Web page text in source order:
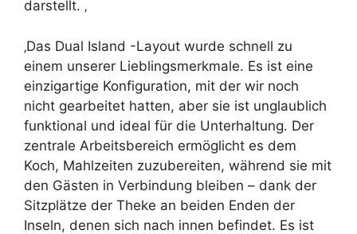
darstellt. ‚
‚Das Dual Island -Layout wurde schnell zu
einem unserer Lieblingsmerkmale. Es ist eine
einzigartige Konfiguration, mit der wir noch
nicht gearbeitet hatten, aber sie ist unglaublich
funktional und ideal für die Unterhaltung. Der
zentrale Arbeitsbereich ermöglicht es dem
Koch, Mahlzeiten zuzubereiten, während sie mit
den Gästen in Verbindung bleiben – dank der
Sitzplätze der Theke an beiden Enden der
Inseln, denen sich nach innen befindet. Es ist